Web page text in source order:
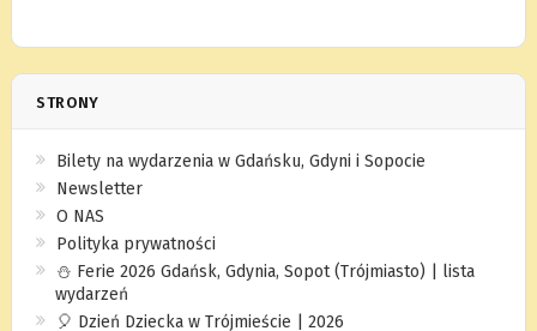
STRONY
Bilety na wydarzenia w Gdańsku, Gdyni i Sopocie
Newsletter
O NAS
Polityka prywatności
⛄️ Ferie 2026 Gdańsk, Gdynia, Sopot (Trójmiasto) | lista
wydarzeń
🎈 Dzień Dziecka w Trójmieście | 2026